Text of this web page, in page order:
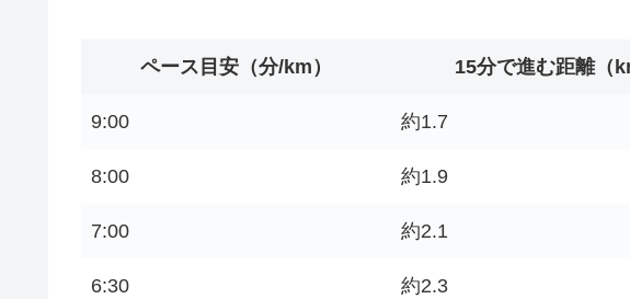
ペース目安（分/km） 15分で進む距離（
9:00 約1.7
8:00 約1.9
7:00 約2.1
6:30 約2.3